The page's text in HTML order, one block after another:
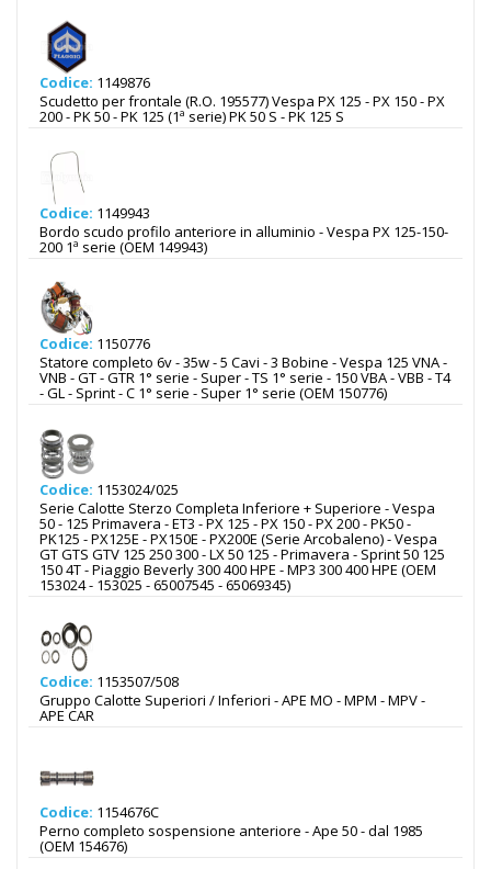
Codice: 1149876
Scudetto per frontale (R.O. 195577) Vespa PX 125 - PX 150 - PX
200 - PK 50 - PK 125 (1ª serie) PK 50 S - PK 125 S
Codice: 1149943
Bordo scudo profilo anteriore in alluminio - Vespa PX 125-150-
200 1ª serie (OEM 149943)
Codice: 1150776
Statore completo 6v - 35w - 5 Cavi - 3 Bobine - Vespa 125 VNA -
VNB - GT - GTR 1° serie - Super - TS 1° serie - 150 VBA - VBB - T4
- GL - Sprint - C 1° serie - Super 1° serie (OEM 150776)
Codice: 1153024/025
Serie Calotte Sterzo Completa Inferiore + Superiore - Vespa
50 - 125 Primavera - ET3 - PX 125 - PX 150 - PX 200 - PK50 -
PK125 - PX125E - PX150E - PX200E (Serie Arcobaleno) - Vespa
GT GTS GTV 125 250 300 - LX 50 125 - Primavera - Sprint 50 125
150 4T - Piaggio Beverly 300 400 HPE - MP3 300 400 HPE (OEM
153024 - 153025 - 65007545 - 65069345)
Codice: 1153507/508
Gruppo Calotte Superiori / Inferiori - APE MO - MPM - MPV -
APE CAR
Codice: 1154676C
Perno completo sospensione anteriore - Ape 50 - dal 1985
(OEM 154676)